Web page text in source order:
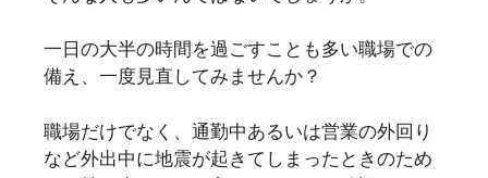
一日の大半の時間を過ごすことも多い職場での
備え、一度見直してみませんか？
職場だけでなく、通勤中あるいは営業の外回り
など外出中に地震が起きてしまったときのため